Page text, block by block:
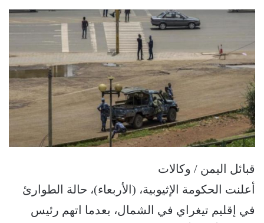
قبائل اليمن / وكالات
أعلنت الحكومة الإثيوبية، (الأربعاء)، حالة الطوارئ
في إقليم تيغراي في الشمال، بعدما اتهم رئيس